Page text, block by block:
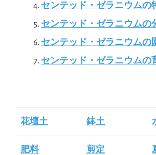
センテッド・ゼラニウムの
センテッド・ゼラニウムの
センテッド・ゼラニウムの
センテッド・ゼラニウムの
花壇土 鉢土
肥料 剪定